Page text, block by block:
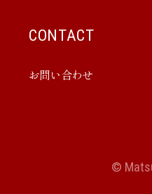
CONTACT
お問い合わせ
©